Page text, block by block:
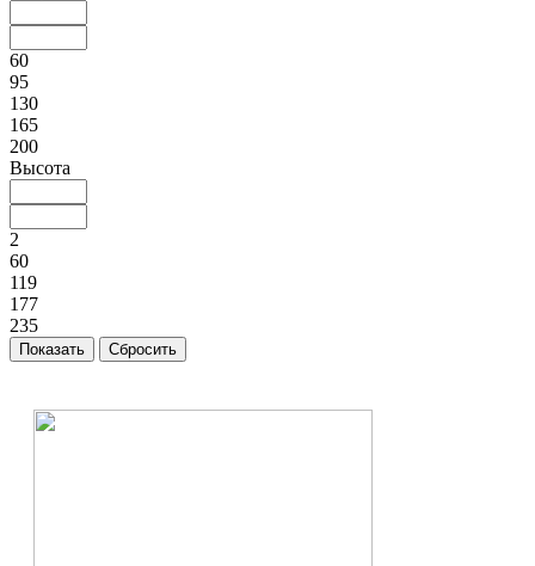
60
95
130
165
200
Высота
2
60
119
177
235